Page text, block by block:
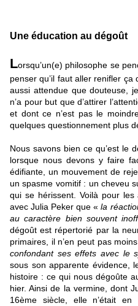
Une éducation au dégoût
Lorsqu’un(e) philosophe se
penser qu’il faut aller renifler
aussi attendue que douteuse,
n’a pour but que d’attirer
et dont ce n’est pas le
quelques questionnement plus
Nous savons bien ce qu’est le
lorsque nous devons y faire
édifiante, un mouvement de
un spasme vomitif : un cheveu
qui se hérissent. Voilà pour les
avec Julia Peker que «la
au caractère bien souvent
dégoût est répertorié par la
primaires, il n’en peut pas
confondant ses effets avec le
sous son apparente évidence,
histoire : ce qui nous dégoûte
hier. Ainsi de la vermine, dont
16ème siècle, elle n’était en